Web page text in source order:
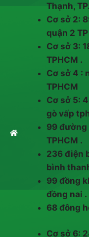
Thạnh,
Cơ sở 2:
quận 2
Cơ sở 3:
TPHCM .
Cơ sở 4 :
TPHCM
Cơ sở 5:
gò vấp
99
TPHCM .
236 điện
bình
99 đồng
đồng nai .
68 đông
Cơ sở 6: